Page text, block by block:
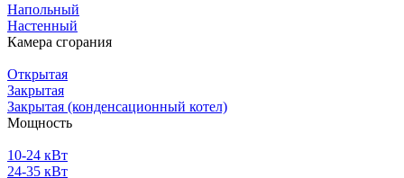
Напольный
Настенный
Камера сгорания
Открытая
Закрытая
Закрытая (конденсационный котел)
Мощность
10-24 кВт
24-35 кВт